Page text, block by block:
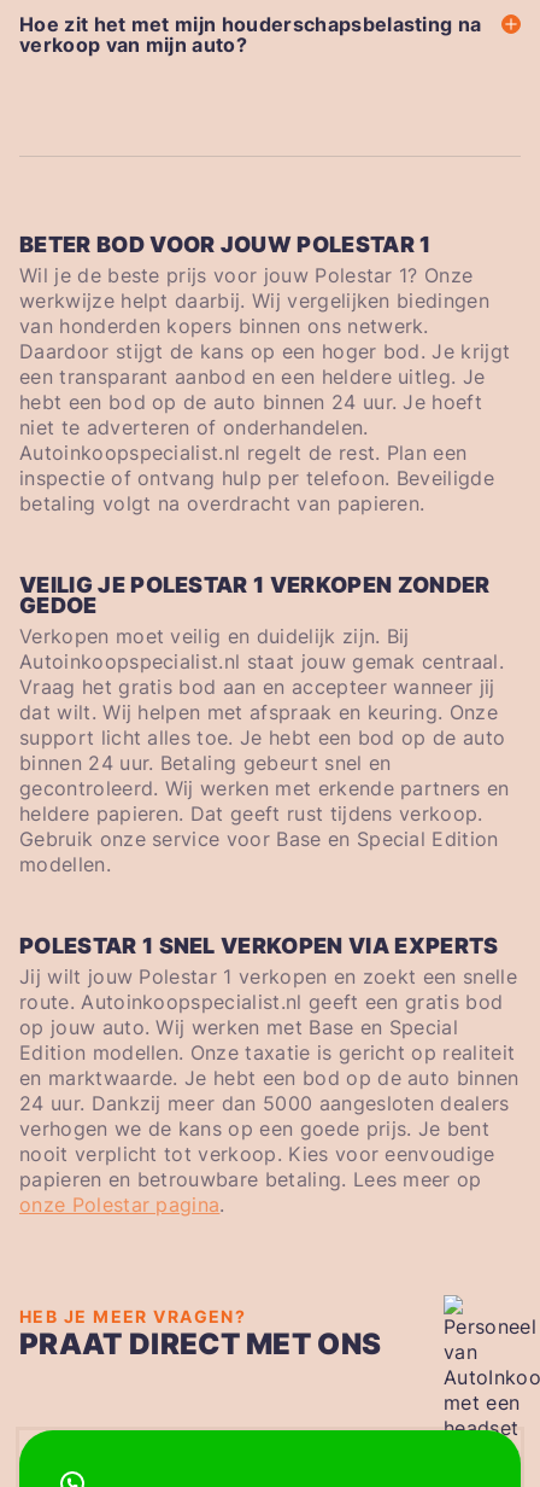
Hoe zit het met mijn houderschapsbelasting na
verkoop van mijn auto?
BETER BOD VOOR JOUW POLESTAR 1
Wil je de beste prijs voor jouw Polestar 1? Onze
werkwijze helpt daarbij. Wij vergelijken biedingen
van honderden kopers binnen ons netwerk.
Daardoor stijgt de kans op een hoger bod. Je krijgt
een transparant aanbod en een heldere uitleg. Je
hebt een bod op de auto binnen 24 uur. Je hoeft
niet te adverteren of onderhandelen.
Autoinkoopspecialist.nl regelt de rest. Plan een
inspectie of ontvang hulp per telefoon. Beveiligde
betaling volgt na overdracht van papieren.
VEILIG JE POLESTAR 1 VERKOPEN ZONDER
GEDOE
Verkopen moet veilig en duidelijk zijn. Bij
Autoinkoopspecialist.nl staat jouw gemak centraal.
Vraag het gratis bod aan en accepteer wanneer jij
dat wilt. Wij helpen met afspraak en keuring. Onze
support licht alles toe. Je hebt een bod op de auto
binnen 24 uur. Betaling gebeurt snel en
gecontroleerd. Wij werken met erkende partners en
heldere papieren. Dat geeft rust tijdens verkoop.
Gebruik onze service voor Base en Special Edition
modellen.
POLESTAR 1 SNEL VERKOPEN VIA EXPERTS
Jij wilt jouw Polestar 1 verkopen en zoekt een snelle
route. Autoinkoopspecialist.nl geeft een gratis bod
op jouw auto. Wij werken met Base en Special
Edition modellen. Onze taxatie is gericht op realiteit
en marktwaarde. Je hebt een bod op de auto binnen
24 uur. Dankzij meer dan 5000 aangesloten dealers
verhogen we de kans op een goede prijs. Je bent
nooit verplicht tot verkoop. Kies voor eenvoudige
papieren en betrouwbare betaling. Lees meer op
onze Polestar pagina.
HEB JE MEER VRAGEN?
PRAAT DIRECT MET ONS